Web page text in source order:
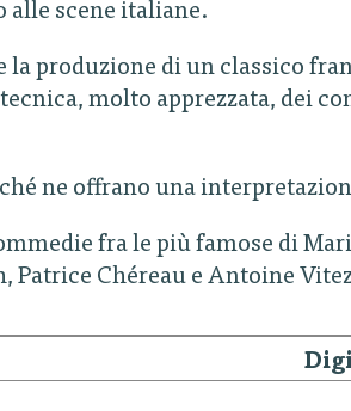
alle scene italiane.
produzione di un classico
molto apprezzata, dei
ne offrano una
fra le più famose di
Patrice Chéreau e Antoine